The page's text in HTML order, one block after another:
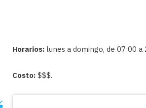
Horarios: lunes a domingo, de 07:00 a
Costo: $$$.